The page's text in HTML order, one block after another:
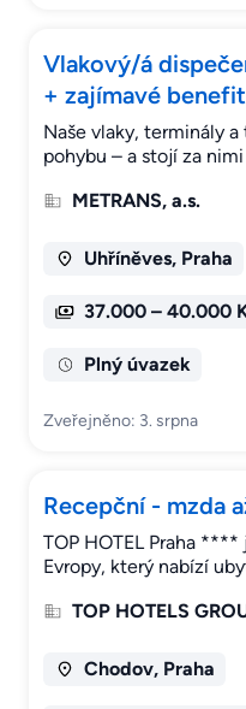
Vlakový/á
+ zajímavé
Naše vlaky, terminály
pohybu – a stojí za
METRANS, a.s.
Uhříněves, Praha
37.000 – 40.000
Plný úvazek
Zveřejněno: 3. srpna
Recepční - mzda
TOP HOTEL Praha
Evropy, který nabízí
TOP HOTELS
Chodov, Praha